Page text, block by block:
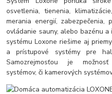
osvetlenia, tienenia,
merania energií,
ovládanie sauny, alebo bazénu
systému Loxone riešime aj
a prístupové systémy pre
Samozrejmosťou je
systémov, či kamerových